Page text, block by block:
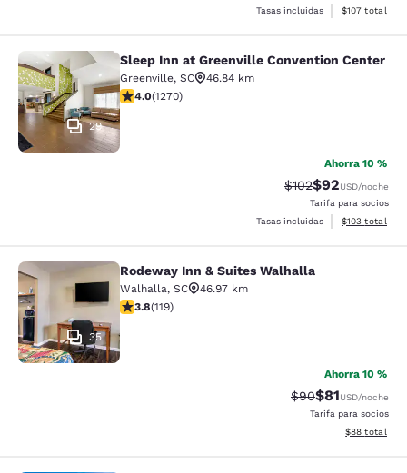
Tasas incluidas
Ver detalles
$107 total
Sleep Inn at Greenville Convention
29
Sleep Inn at Greenville Convention Center
Greenville, SC
46.84 km
Calificación de 3.95 estrellas. Bueno. 1270 reseñas
4.0(1270)
Ahorra 10 %
Tarifa tachada:
$102Tarifa
$92USD/noche
Tarifa para socios
Tasas incluidas
Ver detalles
$103 total
Rodeway Inn & Suites Walhalla
35
Rodeway Inn & Suites Walhalla
Walhalla, SC
46.97 km
Calificación de 3.82 estrellas. Bueno. 119 reseñas
3.8(119)
Ahorra 10 %
Tarifa tachada:
$90Tarifa
$81USD/noche
Tarifa para socios
Ver detalles
$88 total